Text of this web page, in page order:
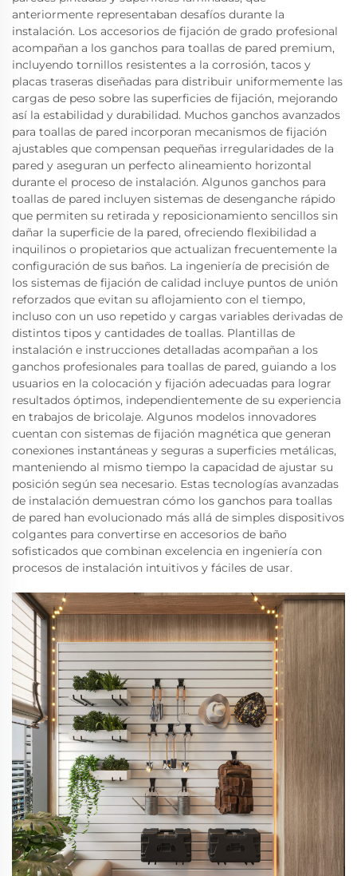
anteriormente representaban desafíos durante la
instalación. Los accesorios de fijación de grado profesional
acompañan a los ganchos para toallas de pared premium,
incluyendo tornillos resistentes a la corrosión, tacos y
placas traseras diseñadas para distribuir uniformemente las
cargas de peso sobre las superficies de fijación, mejorando
así la estabilidad y durabilidad. Muchos ganchos avanzados
para toallas de pared incorporan mecanismos de fijación
ajustables que compensan pequeñas irregularidades de la
pared y aseguran un perfecto alineamiento horizontal
durante el proceso de instalación. Algunos ganchos para
toallas de pared incluyen sistemas de desenganche rápido
que permiten su retirada y reposicionamiento sencillos sin
dañar la superficie de la pared, ofreciendo flexibilidad a
inquilinos o propietarios que actualizan frecuentemente la
configuración de sus baños. La ingeniería de precisión de
los sistemas de fijación de calidad incluye puntos de unión
reforzados que evitan su aflojamiento con el tiempo,
incluso con un uso repetido y cargas variables derivadas de
distintos tipos y cantidades de toallas. Plantillas de
instalación e instrucciones detalladas acompañan a los
ganchos profesionales para toallas de pared, guiando a los
usuarios en la colocación y fijación adecuadas para lograr
resultados óptimos, independientemente de su experiencia
en trabajos de bricolaje. Algunos modelos innovadores
cuentan con sistemas de fijación magnética que generan
conexiones instantáneas y seguras a superficies metálicas,
manteniendo al mismo tiempo la capacidad de ajustar su
posición según sea necesario. Estas tecnologías avanzadas
de instalación demuestran cómo los ganchos para toallas
de pared han evolucionado más allá de simples dispositivos
colgantes para convertirse en accesorios de baño
sofisticados que combinan excelencia en ingeniería con
procesos de instalación intuitivos y fáciles de usar.